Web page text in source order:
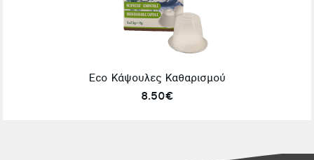
Eco Κάψουλες Καθαρισμού
8.50€